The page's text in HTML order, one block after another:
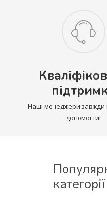
Наші менеджери завжди
допомогти!
категорії